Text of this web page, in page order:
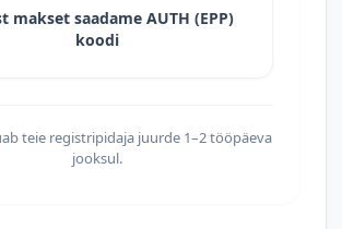
makset saadame AUTH (EPP)
koodi
teie registripidaja juurde 1–2 tööpäeva
jooksul.